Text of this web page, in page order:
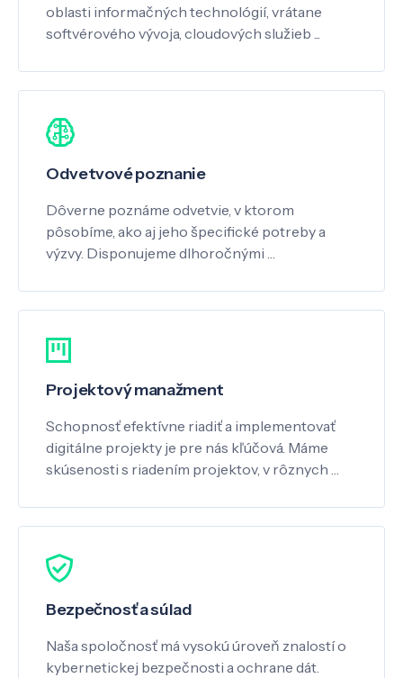
oblasti informačných technológií, vrátane
softvérového vývoja, cloudových služieb ...
Odvetvové poznanie
Dôverne poznáme odvetvie, v ktorom
pôsobíme, ako aj jeho špecifické potreby a
výzvy. Disponujeme dlhoročnými …
Projektový manažment
Schopnosť efektívne riadiť a implementovať
digitálne projekty je pre nás kľúčová. Máme
skúsenosti s riadením projektov, v rôznych …
Bezpečnosť a súlad
Naša spoločnosť má vysokú úroveň znalostí o
kybernetickej bezpečnosti a ochrane dát.